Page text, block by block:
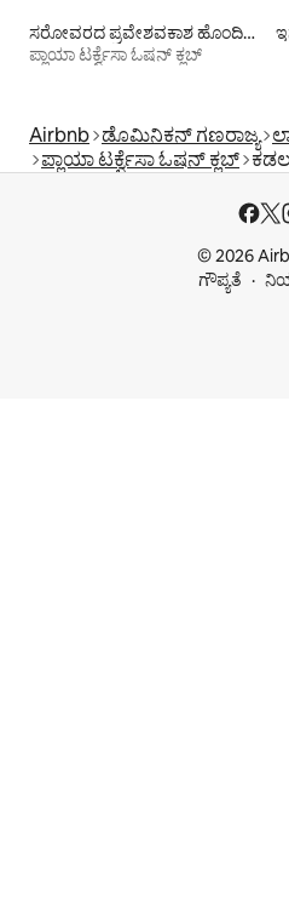
ಸರೋವರದ ಪ್ರವೇಶವಕಾಶ ಹೊಂದಿರುವ ಬಾಡಿಗೆಗಳು
ಪ್ಲಾಯಾ ಟರ್ಕ್ವೆಸಾ ಓಷನ್ ಕ್ಲಬ್
Airbnb ಡೊಮಿನಿಕನ್ ಗಣರಾಜ್ಯ
ಪ್ಲಾಯಾ ಟರ್ಕ್ವೆಸಾ ಓಷನ್ ಕ್ಲಬ್
© 2026
ಗೌಪ್ಯತೆ